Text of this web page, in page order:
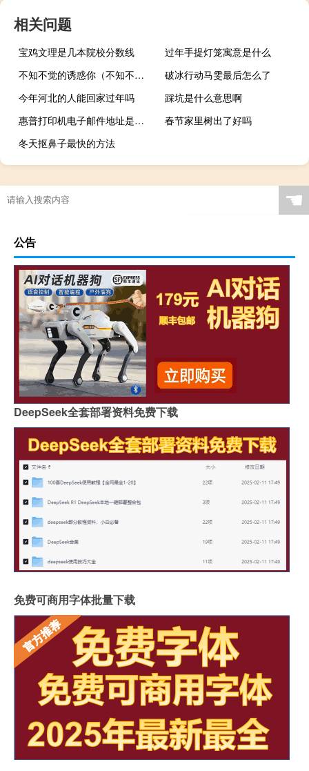
相关问题
宝鸡文理是几本院校分数线
过年手提灯笼寓意是什么
不知不觉的诱惑你（不知不觉诱惑你下载）
破冰行动马雯最后怎么了
今年河北的人能回家过年吗
踩坑是什么意思啊
惠普打印机电子邮件地址是什么怎么注册（电子邮件地址是什么怎么注册）
春节家里树出了好吗
冬天抠鼻子最快的方法
☚
公告
DeepSeek全套部署资料免费下载
免费可商用字体批量下载